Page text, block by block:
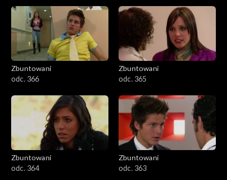
Zbuntowani
odc. 366
Zbuntowani
odc. 365
Zbuntowani
odc. 364
Zbuntowani
odc. 363